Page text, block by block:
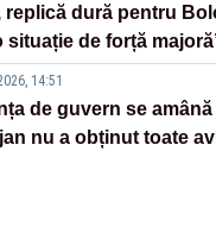
replică dură pentru
situație de forță
14:51
de guvern se
nu a obținut toate